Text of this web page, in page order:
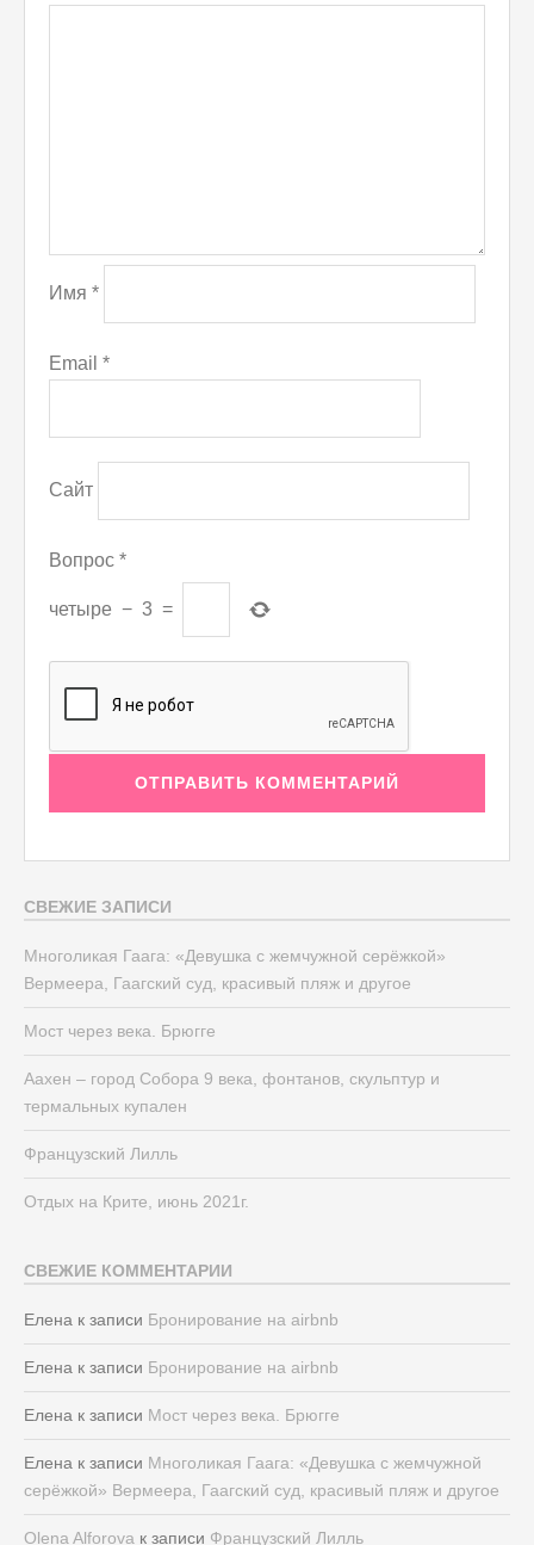
Имя *
Email *
Сайт
Вопрос *
четыре − 3 =
СВЕЖИЕ ЗАПИСИ
Многоликая Гаага: «Девушка с жемчужной серёжкой»
Вермеера, Гаагский суд, красивый пляж и другое
Мост через века. Брюгге
Аахен – город Собора 9 века, фонтанов, скульптур и
термальных купален
Французский Лилль
Отдых на Крите, июнь 2021г.
СВЕЖИЕ КОММЕНТАРИИ
Елена к записи Бронирование на airbnb
Елена к записи Бронирование на airbnb
Елена к записи Мост через века. Брюгге
Елена к записи Многоликая Гаага: «Девушка с жемчужной
серёжкой» Вермеера, Гаагский суд, красивый пляж и другое
Olena Alforova к записи Французский Лилль